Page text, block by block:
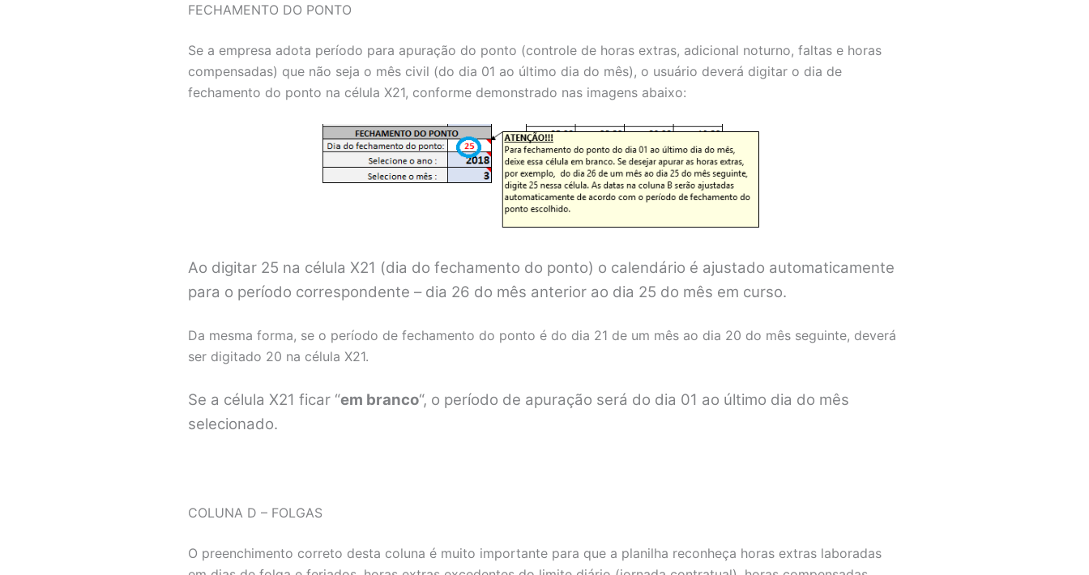
FECHAMENTO DO PONTO
Se a empresa adota período para apuração do ponto (controle de horas extras, adicional noturno, faltas e horas
compensadas) que não seja o mês civil (do dia 01 ao último dia do mês), o usuário deverá digitar o dia de
fechamento do ponto na célula X21, conforme demonstrado nas imagens abaixo:
Ao digitar 25 na célula X21 (dia do fechamento do ponto) o calendário é ajustado automaticamente
para o período correspondente – dia 26 do mês anterior ao dia 25 do mês em curso.
Da mesma forma, se o período de fechamento do ponto é do dia 21 de um mês ao dia 20 do mês seguinte, deverá
ser digitado 20 na célula X21.
Se a célula X21 ficar “em branco“, o período de apuração será do dia 01 ao último dia do mês
selecionado.
COLUNA D – FOLGAS
O preenchimento correto desta coluna é muito importante para que a planilha reconheça horas extras laboradas